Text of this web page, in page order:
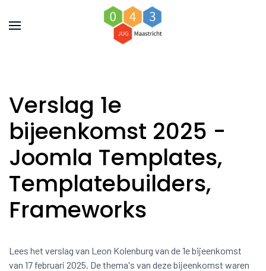
Verslag 1e
bijeenkomst 2025 -
Joomla Templates,
Templatebuilders,
Frameworks
Lees het verslag van Leon Kolenburg van de 1e bijeenkomst
van 17 februari 2025. De thema's van deze bijeenkomst waren